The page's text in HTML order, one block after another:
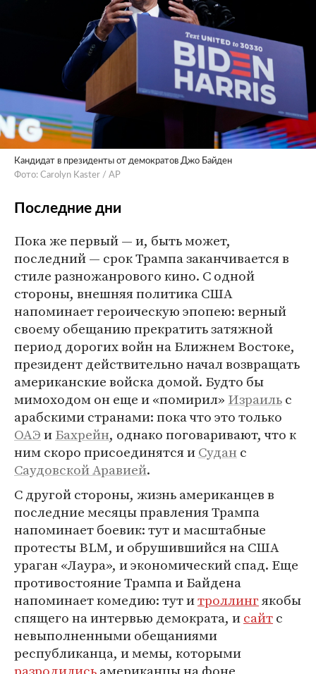
Кандидат в президенты от демократов Джо Байден
Фото: Carolyn Kaster / AP
Последние дни
Пока же первый — и, быть может,
последний — срок Трампа заканчивается в
стиле разножанрового кино. С одной
стороны, внешняя политика США
напоминает героическую эпопею: верный
своему обещанию прекратить затяжной
период дорогих войн на Ближнем Востоке,
президент действительно начал возвращать
американские войска домой. Будто бы
мимоходом он еще и «помирил» Израильс
арабскими странами: пока что это только
ОАЭиБахрейн, однако поговаривают, что к
ним скоро присоединятся иСудан с
Саудовской Аравией.
С другой стороны, жизнь американцев в
последние месяцы правления Трампа
напоминает боевик: тут и масштабные
протесты BLM, и обрушившийся на США
ураган «Лаура», и экономический спад. Еще
противостояние Трампа и Байдена
напоминает комедию: тут итроллингякобы
спящего на интервью демократа, исайтс
невыполненными обещаниями
республиканца, и мемы, которыми